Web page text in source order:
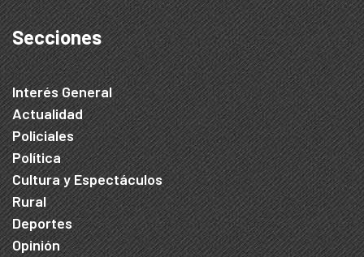
Secciones
Interés General
Actualidad
Policiales
Política
Cultura y Espectáculos
Rural
Deportes
Opinión